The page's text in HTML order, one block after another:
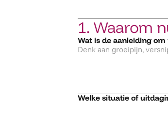
1. Waarom
Wat is de aanleiding
Welke situatie of